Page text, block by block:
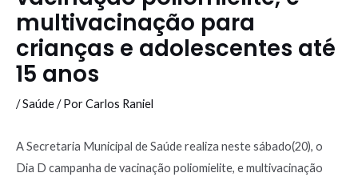
multivacinação para
crianças e adolescentes até
15 anos
/Saúde/ PorCarlos Raniel
A Secretaria Municipal de Saúde realiza neste sábado(20), o
Dia D campanha de vacinação poliomielite, e multivacinação